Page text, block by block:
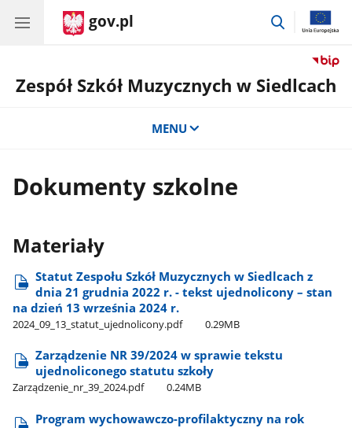
gov.pl
przejdź
Zespół Szkół Muzycznych w Siedlcach
MENU
Dokumenty szkolne
Materiały
Statut Zespołu Szkół Muzycznych w Siedlcach z
dnia 21 grudnia 2022 r. - tekst ujednolicony – stan
na dzień 13 września 2024 r.
2024​_09​_13​_statut​_ujednolicony.pdf 0.29MB
Zarządzenie NR 39/2024 w sprawie tekstu
ujednoliconego statutu szkoły
Zarządzenie​_nr​_39​_2024.pdf 0.24MB
Program wychowawczo-profilaktyczny na rok